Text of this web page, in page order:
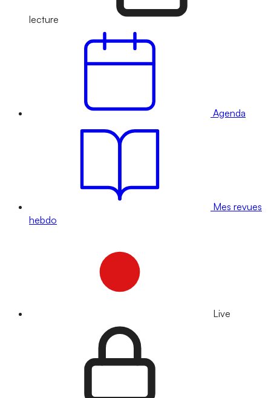
lecture
Agenda
Mes revues
hebdo
Live